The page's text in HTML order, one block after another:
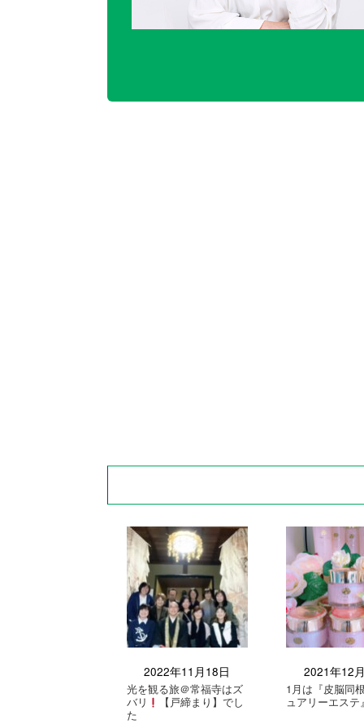
2022年11月18日
光を観る旅＠常福寺はズ
バリ
【戸締まり】でし
た
2021年12
1月は『皮脳同
ュアリーエステ